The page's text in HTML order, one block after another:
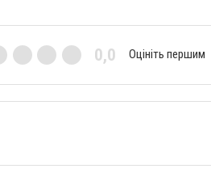
0,0 Оцініть першим